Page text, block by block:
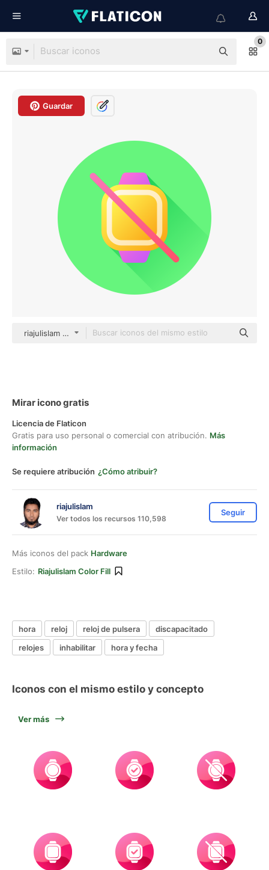
0
Guardar
riajulislam color fill
Mirar icono gratis
Licencia de Flaticon
Gratis para uso personal o comercial con atribución. Más
información
Se requiere atribución ¿Cómo atribuir?
riajulislam
Ver todos los recursos 110,598
Seguir
Más iconos del pack Hardware
Estilo: Riajulislam Color Fill
hora reloj reloj de pulsera
discapacitado
relojes
inhabilitar hora y fecha
Iconos con el mismo estilo y concepto
Ver más